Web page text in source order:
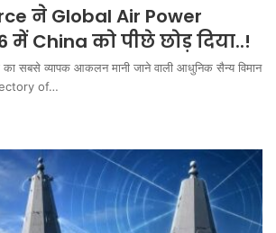
ने Global Air Power
में China को पीछे छोड़ दिया..!
का सबसे व्यापक आकलन मानी जाने वाली आधुनिक सैन्य विमान
of…